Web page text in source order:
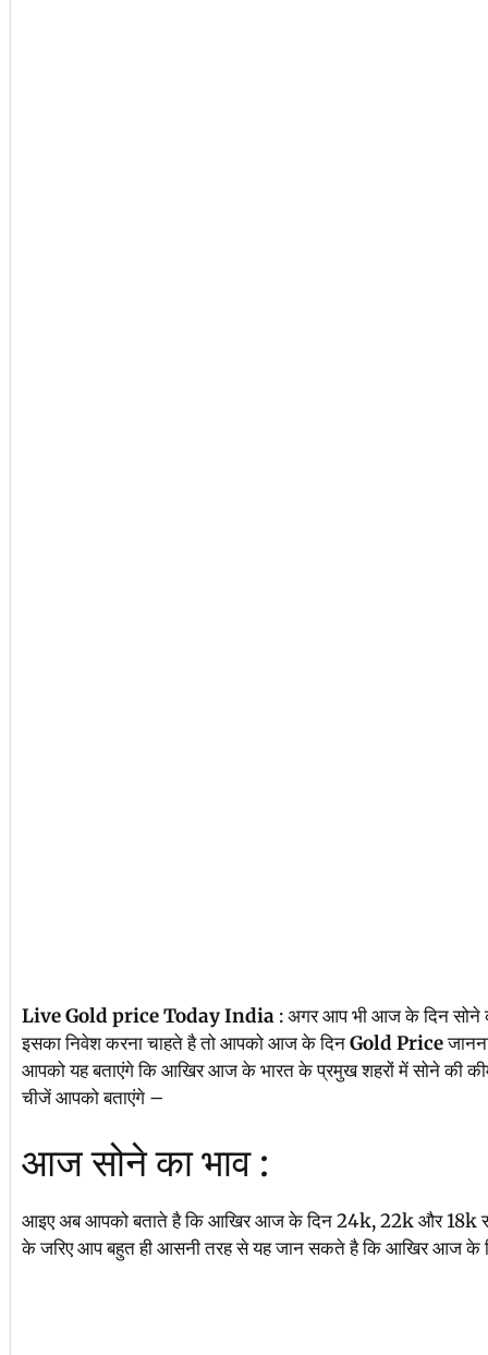
Live Gold price Today India : अगर आप भी आज के दिन सोने
इसका निवेश करना चाहते है तो आपको आज के दिनGold Price
आपको यह बताएंगे कि आखिर आज के भारत के प्रमुख शहरों में सोने की
चीजें आपको बताएंगे –
आज सोने का भाव :
आइए अब आपको बताते है कि आखिर आज के दिन 24k, 22k और 18k
के जरिए आप बहुत ही आसनी तरह से यह जान सकते है कि आखिर आज के